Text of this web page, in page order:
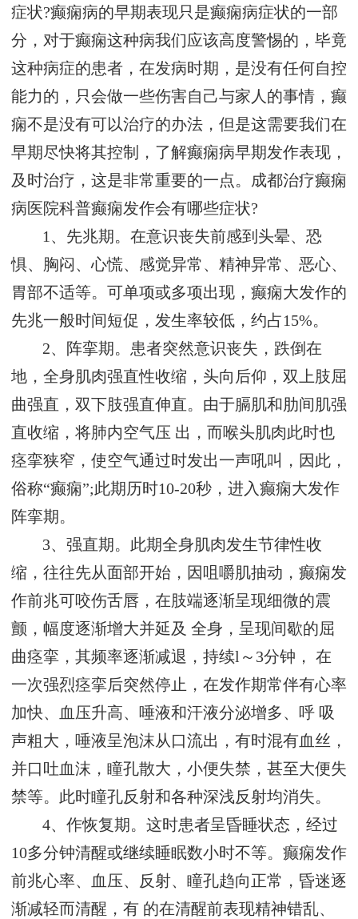
症状?癫痫病的早期表现只是癫痫病症状的一部
分，对于癫痫这种病我们应该高度警惕的，毕竟
这种病症的患者，在发病时期，是没有任何自控
能力的，只会做一些伤害自己与家人的事情，癫
痫不是没有可以治疗的办法，但是这需要我们在
早期尽快将其控制，了解癫痫病早期发作表现，
及时治疗，这是非常重要的一点。成都治疗癫痫
病医院科普癫痫发作会有哪些症状?
1、先兆期。在意识丧失前感到头晕、恐
惧、胸闷、心慌、感觉异常、精神异常、恶心、
胃部不适等。可单项或多项出现，癫痫大发作的
先兆一般时间短促，发生率较低，约占15%。
2、阵挛期。患者突然意识丧失，跌倒在
地，全身肌肉强直性收缩，头向后仰，双上肢屈
曲强直，双下肢强直伸直。由于膈肌和肋间肌强
直收缩，将肺内空气压 出，而喉头肌肉此时也
痉挛狭窄，使空气通过时发出一声吼叫，因此，
俗称“癫痫”;此期历时10-20秒，进入癫痫大发作
阵挛期。
3、强直期。此期全身肌肉发生节律性收
缩，往往先从面部开始，因咀嚼肌抽动，癫痫发
作前兆可咬伤舌唇，在肢端逐渐呈现细微的震
颤，幅度逐渐增大并延及 全身，呈现间歇的屈
曲痉挛，其频率逐渐减退，持续l～3分钟， 在
一次强烈痉挛后突然停止，在发作期常伴有心率
加快、血压升高、唾液和汗液分泌增多、呼 吸
声粗大，唾液呈泡沫从口流出，有时混有血丝，
并口吐血沫，瞳孔散大，小便失禁，甚至大便失
禁等。此时瞳孔反射和各种深浅反射均消失。
4、作恢复期。这时患者呈昏睡状态，经过
10多分钟清醒或继续睡眠数小时不等。癫痫发作
前兆心率、血压、反射、瞳孔趋向正常，昏迷逐
渐减轻而清醒，有 的在清醒前表现精神错乱、